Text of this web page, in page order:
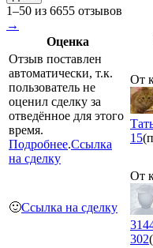
1–50 из 6655 отзывов
→
Оценка
Отзыв поставлен
автоматически, т.к.
пользователь не
оценил сделку за
отведённое для этого
время.
Подробнее.Ссылка
на сделку
От
15
🙂Ссылка на сделку
От
302